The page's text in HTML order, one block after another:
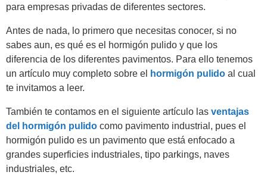
para empresas privadas de diferentes sectores.
Antes de nada, lo primero que necesitas conocer, si no
sabes aun, es qué es el hormigón pulido y que los
diferencia de los diferentes pavimentos. Para ello tenemos
un artículo muy completo sobre el
hormigón pulido al cual
te invitamos a leer.
También te contamos en el siguiente artículo las ventajas
del hormigón pulido como pavimento industrial, pues el
hormigón pulido es un pavimento que está enfocado a
grandes superficies industriales, tipo parkings, naves
industriales, etc.